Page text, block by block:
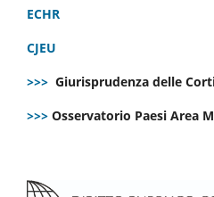
ECHR
CJEU
>>> Giurisprudenza delle
>>> Osservatorio Paesi Area